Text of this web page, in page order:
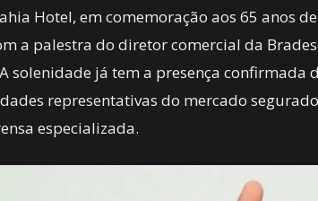
Hotel, em comemoração aos 65 anos
a palestra do diretor comercial da
solenidade já tem a presença confirmada
representativas do mercado
especializada.